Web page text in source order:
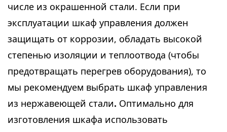
числе из окрашенной стали. Если при
эксплуатации шкаф управления должен
защищать от коррозии, обладать высокой
степенью изоляции и теплоотвода (чтобы
предотвращать перегрев оборудования), то
мы рекомендуем выбрать шкаф управления
из нержавеющей стали. Оптимально для
изготовления шкафа использовать